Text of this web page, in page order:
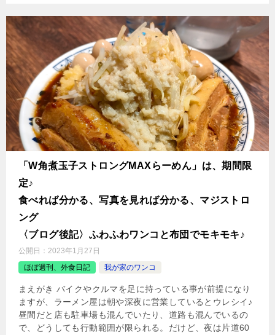
「W角煮玉子ストロングMAXらーめん」は、期間限
定♪
食べれば分かる、写真を見れば分かる、マジストロ
ング
〈ブログ後記〉ふわふわワンコと布団でモキモキ♪
公開日： 2023年1月27日
ほぼ週刊、外食日記
我が家のワンコ
まえがき バイクやクルマを足に持っている事が前提になり
ますが、ラーメン屋は朝や深夜に営業しているとウレシイ♪
昼間だと店も駐車場も混んでいたり、道路も混んでいるの
で、どうしても行動範囲が限られる。だけど、夜は片道60